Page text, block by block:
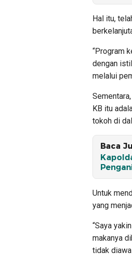
Hal itu,
“Program
dengan
melalui
KB itu
tokoh di
Baca
Untuk
yang
“Saya
makanya
tidak